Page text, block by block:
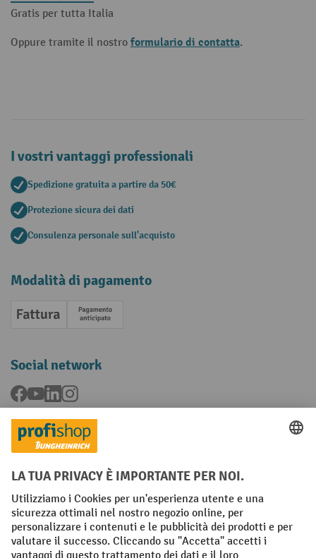
Gratis per tutta Italia
Oppure tramite il nostro formulario di contatta.
I vostri vantaggi professionali
Spedizione gratuita a partire da 50€
Protezione sicura dei dati
Consulenza personale sull'acquisto
Modalità di pagamento
Fattura Pagamento anticipato
Social network
Facebook
YouTubeLinkedInInstagram
Condizioni Generali di Vendita
Dichiarazione di protezione dei dati Impronta
Impostazioni sulla privacy
All prices excl. VAT plusshipping costsand possible delivery charges,